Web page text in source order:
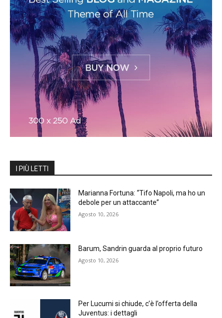
I PIÙ LETTI
Marianna Fortuna: “Tifo Napoli, ma ho un
debole per un attaccante”
Agosto 10, 2026
Barum, Sandrin guarda al proprio futuro
Agosto 10, 2026
Per Lucumi si chiude, c’è l’offerta della
Juventus: i dettagli